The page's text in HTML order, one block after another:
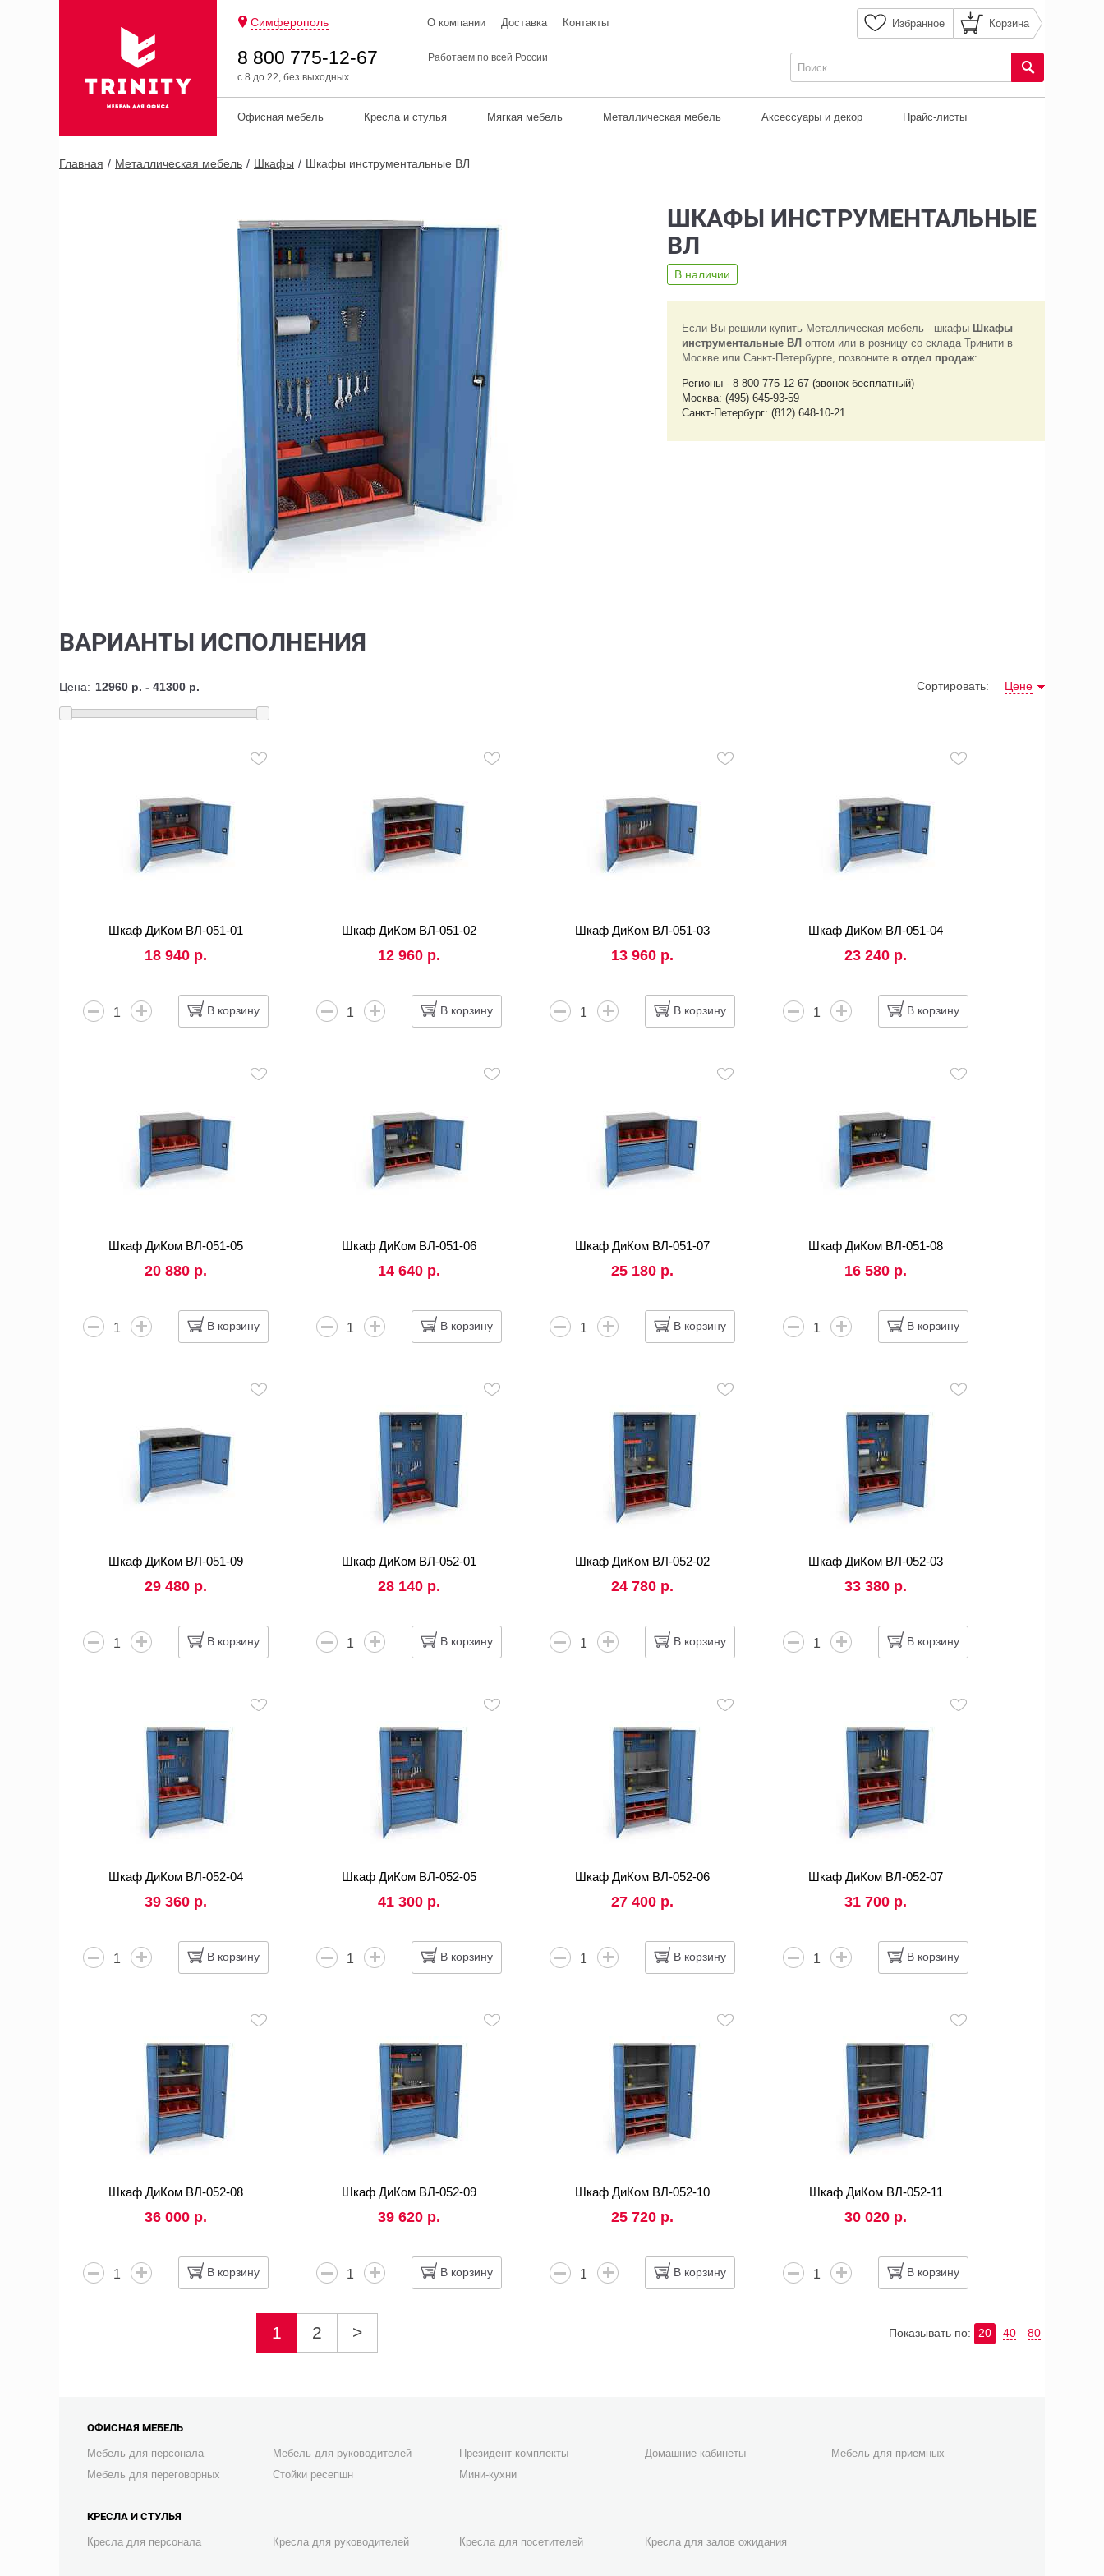
Симферополь О компании Доставка Контакты Избранное Корзина
8 800 775-12-67
с 8 до 22, без выходных
Работаем по всей России
Офисная мебель Кресла и стулья Мягкая мебель Металлическая мебель Аксессуары и декор Прайс-листы
Главная Металлическая мебель Шкафы Шкафы инструментальные ВЛ
ШКАФЫ ИНСТРУМЕНТАЛЬНЫЕ
ВЛ
В наличии
Если Вы решили купить Металлическая мебель - шкафы Шкафы
инструментальные ВЛ оптом или в розницу со склада Тринити в
Москве или Санкт-Петербурге, позвоните в отдел продаж:
Регионы - 8 800 775-12-67 (звонок бесплатный)
Москва: (495) 645-93-59
Санкт-Петербург: (812) 648-10-21
ВАРИАНТЫ ИСПОЛНЕНИЯ
Цена: Сортировать: Цене
Шкаф ДиКом ВЛ-051-01
18 940 р.
В корзину
Шкаф ДиКом ВЛ-051-02
12 960 р.
В корзину
Шкаф ДиКом ВЛ-051-03
13 960 р.
В корзину
Шкаф ДиКом ВЛ-051-04
23 240 р.
В корзину
Шкаф ДиКом ВЛ-051-05
20 880 р.
В корзину
Шкаф ДиКом ВЛ-051-06
14 640 р.
В корзину
Шкаф ДиКом ВЛ-051-07
25 180 р.
В корзину
Шкаф ДиКом ВЛ-051-08
16 580 р.
В корзину
Шкаф ДиКом ВЛ-051-09
29 480 р.
В корзину
Шкаф ДиКом ВЛ-052-01
28 140 р.
В корзину
Шкаф ДиКом ВЛ-052-02
24 780 р.
В корзину
Шкаф ДиКом ВЛ-052-03
33 380 р.
В корзину
Шкаф ДиКом ВЛ-052-04
39 360 р.
В корзину
Шкаф ДиКом ВЛ-052-05
41 300 р.
В корзину
Шкаф ДиКом ВЛ-052-06
27 400 р.
В корзину
Шкаф ДиКом ВЛ-052-07
31 700 р.
В корзину
Шкаф ДиКом ВЛ-052-08
36 000 р.
В корзину
Шкаф ДиКом ВЛ-052-09
39 620 р.
В корзину
Шкаф ДиКом ВЛ-052-10
25 720 р.
В корзину
Шкаф ДиКом ВЛ-052-11
30 020 р.
В корзину
1 2 > Показывать по: 20 40 80
ОФИСНАЯ МЕБЕЛЬ
Мебель для персонала Мебель для руководителей Президент-комплекты Домашние кабинеты
Мебель для приемных
Мебель для переговорных
Стойки ресепшн Мини-кухни
КРЕСЛА И СТУЛЬЯ
Кресла для персонала Кресла для руководителей Кресла для посетителей Кресла для залов ожидания